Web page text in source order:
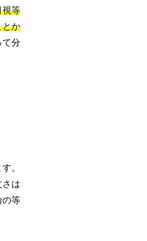
視等
とか
て分
。
さは
の等